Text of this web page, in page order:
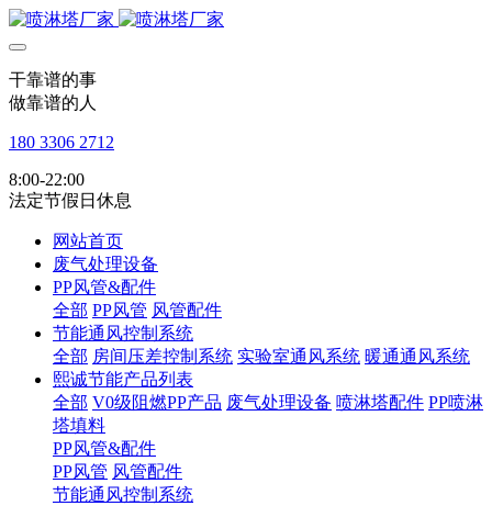
干靠谱的事
做靠谱的人
180 3306 2712
8:00-22:00
法定节假日休息
网站首页
废气处理设备
PP风管&配件
全部 PP风管 风管配件
节能通风控制系统
全部 房间压差控制系统 实验室通风系统 暖通通风系统
熙诚节能产品列表
全部 V0级阻燃PP产品 废气处理设备 喷淋塔配件 PP喷淋
塔填料
PP风管&配件
PP风管 风管配件
节能通风控制系统